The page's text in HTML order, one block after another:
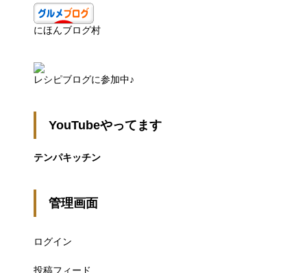
にほんブログ村
レシピブログに参加中♪
YouTubeやってます
テンパキッチン
管理画面
ログイン
投稿フィード